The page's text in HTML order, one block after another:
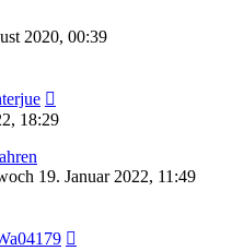
2020, 00:39
18:29
19. Januar 2022, 11:49